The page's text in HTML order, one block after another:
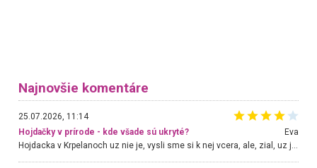
Najnovšie komentáre
25.07.2026, 11:14
Hojdačky v prírode - kde všade sú ukryté?
Eva
Hojdacka v Krpelanoch uz nie je, vysli sme si k nej vcera, ale, zial, uz je znicena. Ak sem planujete cestu len kvoli hojdacke, mozete si ju usetrit. Krasny vyhlad je tu vsak aj bez hojdacky :-)